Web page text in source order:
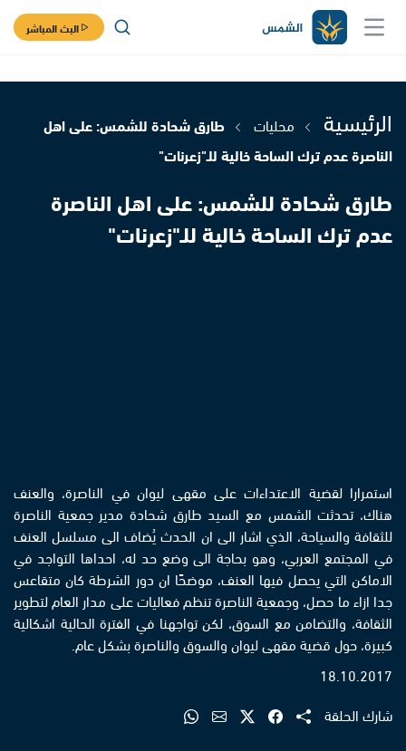
البث المباشر
الرئيسية محليات
طارق شحادة للشمس: على اهل
الناصرة عدم ترك الساحة خالية للـ"زعرنات"
طارق شحادة للشمس: على اهل الناصرة
عدم ترك الساحة خالية للـ"زعرنات"
استمرارا لقضية الاعتداءات على مقهى ليوان في الناصرة، والعنف
هناك، تحدثت الشمس مع السيد طارق شحادة مدير جمعية الناصرة
للثقافة والسياحة، الذي اشار الى ان الحدث يُضاف الى مسلسل العنف
في المجتمع العربي، وهو بحاجة الى وضع حد له، احداها التواجد في
الاماكن التي يحصل فيها العنف، موضحًا ان دور الشرطة كان متقاعس
جدا ازاء ما حصل، وجمعية الناصرة تنظم فعاليات على مدار العام لتطوير
الثقافة، والتضامن مع السوق، لكن تواجهنا في الفترة الحالية اشكالية
كبيرة، حول قضية مقهى ليوان والسوق والناصرة بشكل عام.
18.10.2017
شارك الحلقة